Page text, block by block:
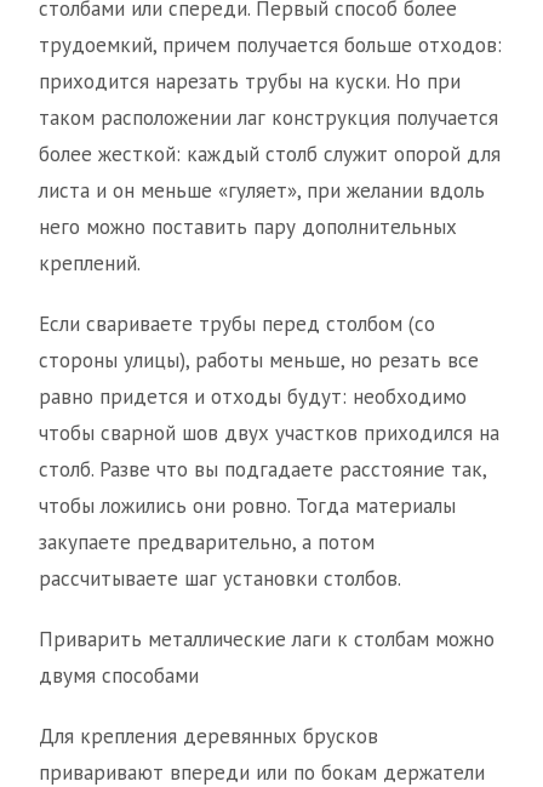
столбами или спереди. Первый способ более
трудоемкий, причем получается больше отходов:
приходится нарезать трубы на куски. Но при
таком расположении лаг конструкция получается
более жесткой: каждый столб служит опорой для
листа и он меньше «гуляет», при желании вдоль
него можно поставить пару дополнительных
креплений.
Если свариваете трубы перед столбом (со
стороны улицы), работы меньше, но резать все
равно придется и отходы будут: необходимо
чтобы сварной шов двух участков приходился на
столб. Разве что вы подгадаете расстояние так,
чтобы ложились они ровно. Тогда материалы
закупаете предварительно, а потом
рассчитываете шаг установки столбов.
Приварить металлические лаги к столбам можно
двумя способами
Для крепления деревянных брусков
приваривают впереди или по бокам держатели